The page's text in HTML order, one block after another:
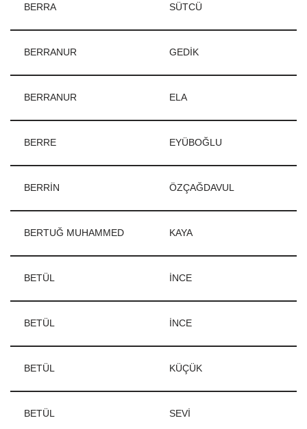
BERRA SÜTCÜ
BERRANUR GEDİK
BERRANUR ELA
BERRE EYÜBOĞLU
BERRİN ÖZÇAĞDAVUL
BERTUĞ MUHAMMED KAYA
BETÜL İNCE
BETÜL İNCE
BETÜL KÜÇÜK
BETÜL SEVİ